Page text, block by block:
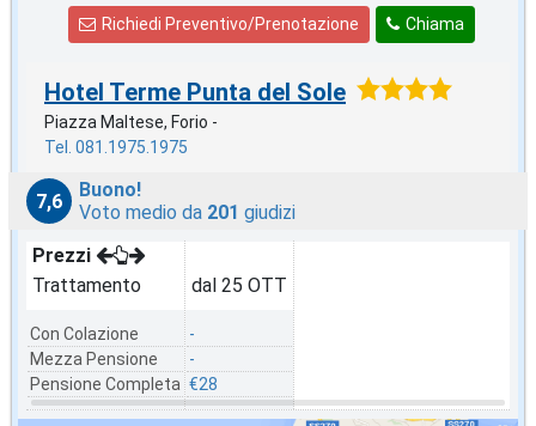
Chiama
Richiedi Preventivo/Prenotazione
Hotel Terme Punta del Sole
Piazza Maltese, Forio -
Tel. 081.1975.1975
7,6
Buono!
Voto medio da 201 giudizi
Prezzi
Trattamento
Con Colazione
Mezza Pensione
Pensione Completa
dal 25 OTT
-
-
€28